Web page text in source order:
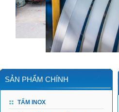
SẢN PHẨM CHÍNH
TẤM INOX